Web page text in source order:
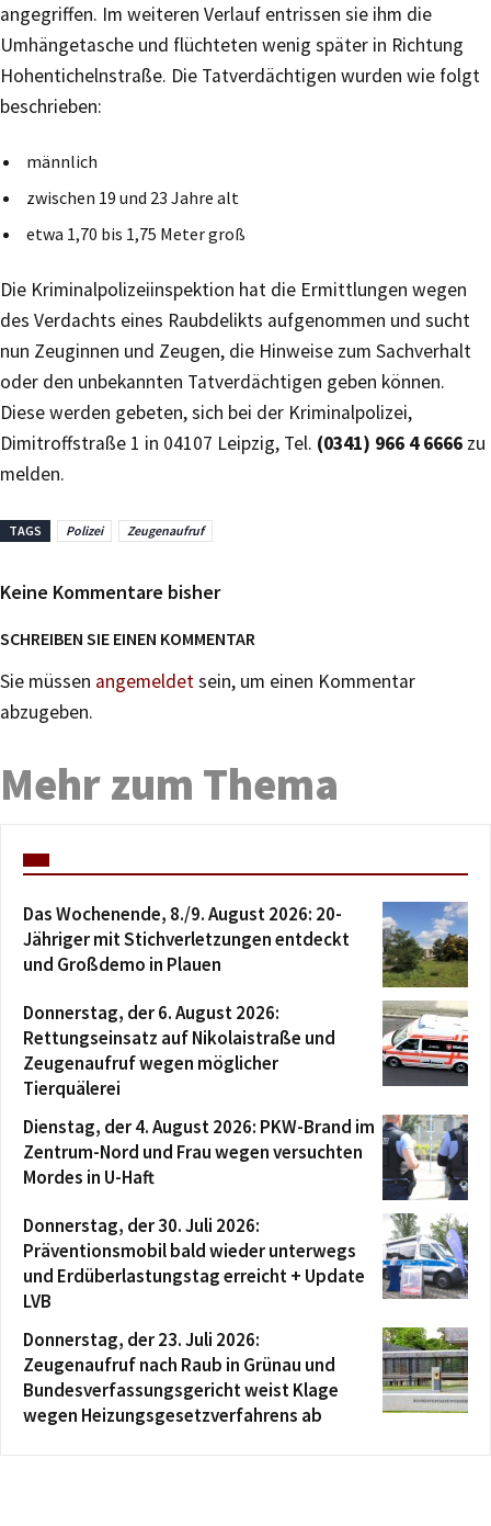
angegriffen. Im weiteren Verlauf entrissen sie ihm die
Umhängetasche und flüchteten wenig später in Richtung
Hohentichelnstraße. Die Tatverdächtigen wurden wie folgt
beschrieben:
männlich
zwischen 19 und 23 Jahre alt
etwa 1,70 bis 1,75 Meter groß
Die Kriminalpolizeiinspektion hat die Ermittlungen wegen
des Verdachts eines Raubdelikts aufgenommen und sucht
nun Zeuginnen und Zeugen, die Hinweise zum Sachverhalt
oder den unbekannten Tatverdächtigen geben können.
Diese werden gebeten, sich bei der Kriminalpolizei,
Dimitroffstraße 1 in 04107 Leipzig, Tel. (0341) 966 4 6666 zu
melden.
TAGS Polizei Zeugenaufruf
Keine Kommentare bisher
SCHREIBEN SIE EINEN KOMMENTAR
Sie müssen angemeldetsein, um einen Kommentar
abzugeben.
Mehr zum Thema
Das Wochenende, 8./9. August 2026: 20-
Jähriger mit Stichverletzungen entdeckt
und Großdemo in Plauen
Donnerstag, der 6. August 2026:
Rettungseinsatz auf Nikolaistraße und
Zeugenaufruf wegen möglicher
Tierquälerei
Dienstag, der 4. August 2026: PKW-Brand im
Zentrum-Nord und Frau wegen versuchten
Mordes in U-Haft
Donnerstag, der 30. Juli 2026:
Präventionsmobil bald wieder unterwegs
und Erdüberlastungstag erreicht + Update
LVB
Donnerstag, der 23. Juli 2026:
Zeugenaufruf nach Raub in Grünau und
Bundesverfassungsgericht weist Klage
wegen Heizungsgesetzverfahrens ab